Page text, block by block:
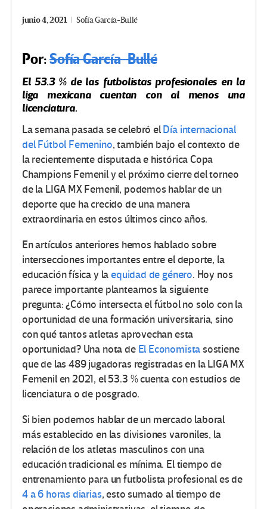
junio 4, 2021 Sofía García-Bullé
Por:Sofía García-Bullé
El 53.3 % de las futbolistas profesionales en la
liga mexicana cuentan con al menos una
licenciatura.
La semana pasada se celebró el Día internacional
del Fútbol Femenino, también bajo el contexto de
la recientemente disputada e histórica Copa
Champions Femenil y el próximo cierre del torneo
de la LIGA MX Femenil, podemos hablar de un
deporte que ha crecido de una manera
extraordinaria en estos últimos cinco años.
En artículos anteriores hemos hablado sobre
intersecciones importantes entre el deporte, la
educación física y laequidad de género. Hoy nos
parece importante plantearnos la siguiente
pregunta: ¿Cómo intersecta el fútbol no solo con la
oportunidad de una formación universitaria, sino
con qué tantos atletas aprovechan esta
oportunidad? Una nota de El Economista sostiene
que de las 489 jugadoras registradas en la LIGA MX
Femenil en 2021, el 53.3 % cuenta con estudios de
licenciatura o de posgrado.
Si bien podemos hablar de un mercado laboral
más establecido en las divisiones varoniles, la
relación de los atletas masculinos con una
educación tradicional es mínima. El tiempo de
entrenamiento para un futbolista profesional es de
4 a 6 horas diarias, esto sumado al tiempo de